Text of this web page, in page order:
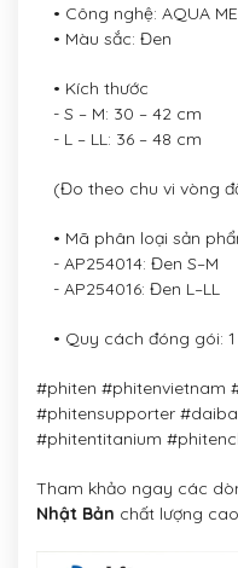
• Công nghệ: AQUA
• Màu sắc: Đen
• Kích thước
- S – M: 30 – 42 cm
- L – LL: 36 – 48 cm
(Đo theo chu vi vòng
• Mã phân loại sản
- AP254014: Đen S–M
- AP254016: Đen L–LL
• Quy cách đóng gói:
#phiten #phitenvietnam
#phitensupporter
#phitentitanium
Tham khảo ngay các
Nhật Bản chất lượng